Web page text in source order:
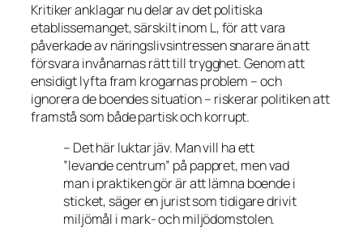
Kritiker anklagar nu delar av det politiska
etablissemanget, särskilt inom L, för att vara
påverkade av näringslivsintressen snarare än att
försvara invånarnas rätt till trygghet. Genom att
ensidigt lyfta fram krogarnas problem – och
ignorera de boendes situation – riskerar politiken att
framstå som både partisk och korrupt.
– Det här luktar jäv. Man vill ha ett
”levande centrum” på pappret, men vad
man i praktiken gör är att lämna boende i
sticket, säger en jurist som tidigare drivit
miljömål i mark- och miljödomstolen.